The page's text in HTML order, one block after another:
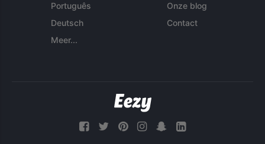
Português
Deutsch
Meer...
Onze blog
Contact